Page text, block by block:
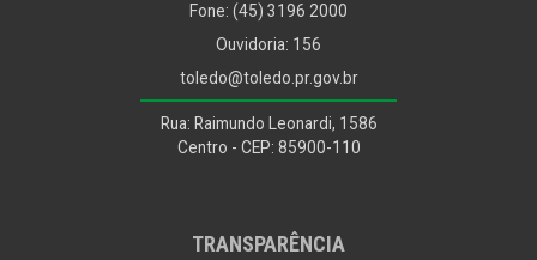
Fone: (45) 3196 2000
Ouvidoria: 156
toledo@toledo.pr.gov.br
Rua: Raimundo Leonardi, 1586
Centro - CEP: 85900-110
TRANSPARÊNCIA